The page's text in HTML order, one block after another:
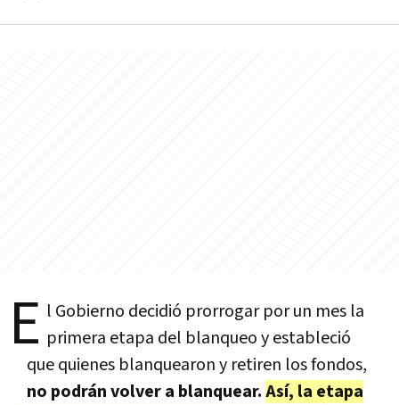
E l Gobierno decidió prorrogar por un mes la
primera etapa del blanqueo y estableció
que quienes blanquearon y retiren los fondos,
no podrán volver a blanquear.Así, la etapa